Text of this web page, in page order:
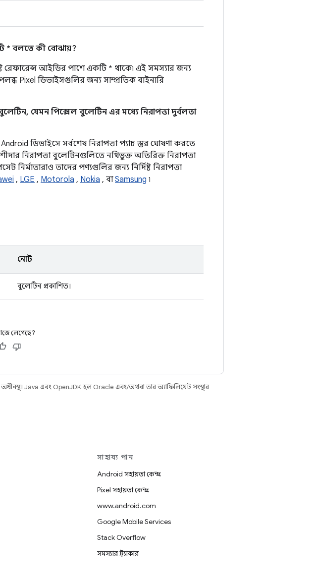
* বলতে কী বোঝায়?
রেফারেন্স আইডির পাশে একটি * থাকে৷ এই সমস্যার জন্য
Pixel ডিভাইসগুলির জন্য সাম্প্রতিক বাইনারি
যেমন পিক্সেল বুলেটিন এর মধ্যে নিরাপত্তা দুর্বলতা
ডিভাইসে সর্বশেষ নিরাপত্তা প্যাচ স্তর ঘোষণা করতে
নিরাপত্তা বুলেটিনগুলিতে নথিভুক্ত অতিরিক্ত নিরাপত্তা
নির্মাতারাও তাদের পণ্যগুলির জন্য নির্দিষ্ট নিরাপত্তা
, LGE , Motorola , Nokia , বাSamsung ৷
নোট
বুলেটিন প্রকাশিত।
লেগেছে?
অধীনস্থ। Java এবং OpenJDK হল Oracle এবং/অথবা তার অ্যাফিলিয়েট সংস্থার
সাহায্য পান
Android সহায়তা কেন্দ্র
Pixel সহায়তা কেন্দ্র
www.android.com
Google Mobile Services
Stack Overflow
সমস্যার ট্র্যাকার